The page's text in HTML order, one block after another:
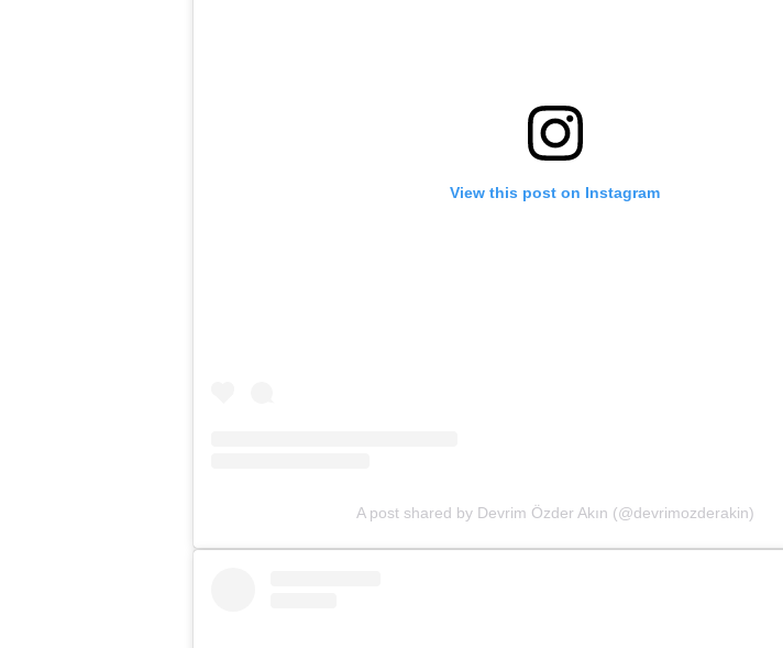
View this post on Instagram
A post shared by Devrim Özder Akın (@devrimozderakin)